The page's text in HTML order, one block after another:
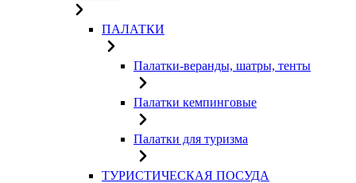
ПАЛАТКИ
Палатки-веранды, шатры, тенты
Палатки кемпинговые
Палатки для туризма
ТУРИСТИЧЕСКАЯ ПОСУДА